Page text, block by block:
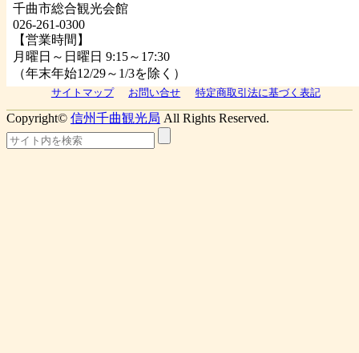
千曲市総合観光会館
026-261-0300
【営業時間】
月曜日～日曜日 9:15～17:30
（年末年始12/29～1/3を除く）
サイトマップ お問い合せ 特定商取引法に基づく表記
Copyright© 信州千曲観光局 All Rights Reserved.